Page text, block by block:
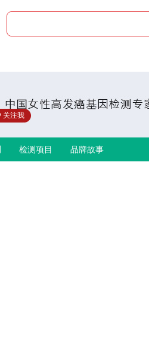
关注我
检测项目 品牌故事